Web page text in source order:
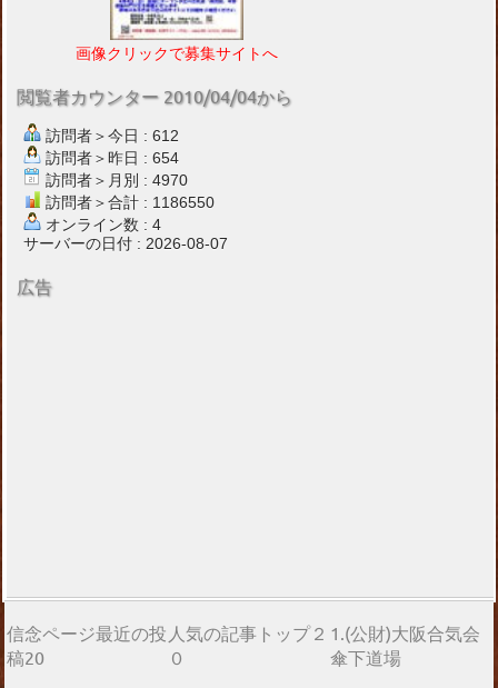
画像クリックで募集サイトへ
閲覧者カウンター 2010/04/04から
訪問者＞今日 : 612
訪問者＞昨日 : 654
訪問者＞月別 : 4970
訪問者＞合計 : 1186550
オンライン数 : 4
サーバーの日付 : 2026-08-07
広告
信念ページ最近の投
稿20
人気の記事トップ２
０
1.(公財)大阪合気会
傘下道場